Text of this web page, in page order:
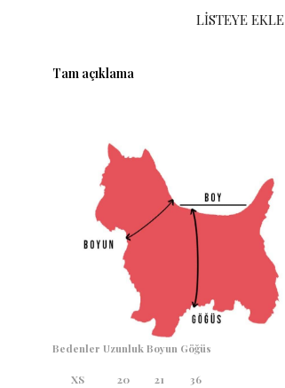
LISTEYE EKLE
Tam açıklama
Bedenler UzunlukBoyunGöğüs
XS 20 21 36